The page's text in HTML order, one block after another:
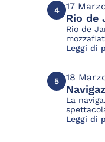
4 17
Rio de
Rio de
Leggi di
5 18
La
Leggi di